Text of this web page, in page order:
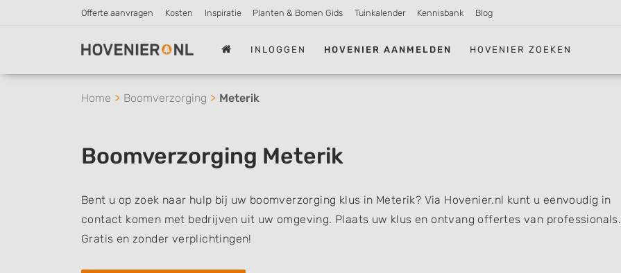
Offerte aanvragen Kosten Inspiratie Planten & Bomen Gids Tuinkalender Kennisbank Blog
INLOGGEN HOVENIER AANMELDEN HOVENIER ZOEKEN
Home Boomverzorging Meterik
Boomverzorging Meterik
Bent u op zoek naar hulp bij uw boomverzorging klus in Meterik? Via Hovenier.nl kunt u eenvoudig in
contact komen met bedrijven uit uw omgeving. Plaats uw klus en ontvang offertes van professionals.
Gratis en zonder verplichtingen!